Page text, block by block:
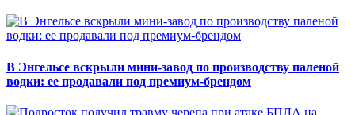
В Энгельсе вскрыли мини-завод по производству паленой
водки: ее продавали под премиум-брендом